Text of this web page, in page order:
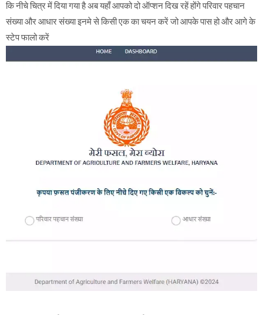
कि नीचे चित्र में दिया गया है अब यहाँ आपको दो ऑप्शन दिख रहें होंगे परिवार पहचान
संख्या और आधार संख्या इनमे से किसी एक का चयन करें जो आपके पास हो और आगे के
स्टेप फालो करें